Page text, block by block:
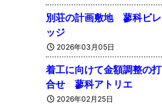
別荘の計画敷地 蓼科ビレ
ッジ
2026年03月05日
着工に向けて金額調整の打
合せ 蓼科アトリエ
2026年02月25日